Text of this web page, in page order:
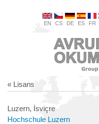
EN CS DE ES FR
« Lisans
Luzern, İsviçre
Hochschule Luzern